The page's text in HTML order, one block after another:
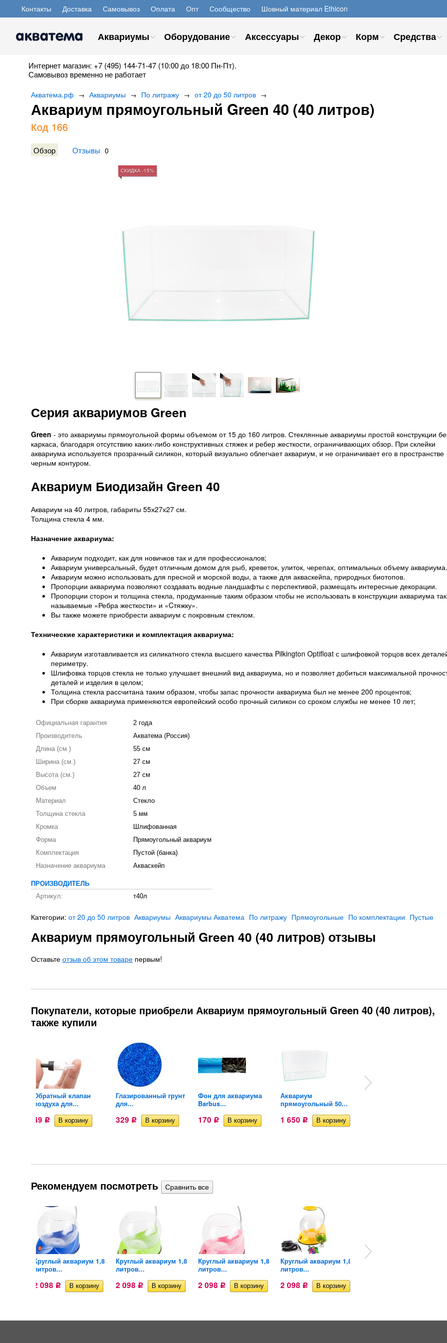
Контакты Доставка Самовывоз Оплата Опт Сообщество Шовный материал Ethicon
Аквариумы Оборудование Аксессуары Декор Корм Средства
Интернет магазин: +7 (495) 144-71-47 (10:00 до 18:00 Пн-Пт).
Самовывоз временно не работает
Акватема.рф → Аквариумы → По литражу → от 20 до 50 литров →
Аквариум прямоугольный Green 40 (40 литров)
Код 166
Обзор Отзывы 0
СКИДКА -15%
Серия аквариумов Green
Green - это аквариумы прямоугольной формы объемом от 15 до 160 литров. Стеклянные аквариумы простой конструкции
каркаса, благодаря отсутствию каких-либо конструктивных стяжек и ребер жесткости, ограничивающих обзор. При склейки
аквариума используется прозрачный силикон, который визуально облегчает аквариум, и не ограничивает его в пространстве
черным контуром.
Аквариум Биодизайн Green 40
Аквариум на 40 литров, габариты 55х27х27 см.
Толщина стекла 4 мм.
Назначение аквариума:
Аквариум подходит, как для новичков так и для профессионалов;
Аквариум универсальный, будет отличным домом для рыб, креветок, улиток, черепах, оптимальных объему аквариума.
Аквариум можно использовать для пресной и морской воды, а также для акваскейпа, природных биотопов.
Пропорции аквариума позволяют создавать водные ландшафты с перспективой, размещать интересные декорации.
Пропорции сторон и толщина стекла, продуманные таким образом чтобы не использовать в конструкции аквариума так
называемые «Ребра жесткости» и «Cтяжку».
Вы также можете приобрести аквариум с покровным стеклом.
Технические характеристики и комплектация аквариума:
Аквариум изготавливается из силикатного стекла высшего качества Pilkington Optifloat с шлифовкой торцов всех
периметру.
Шлифовка торцов стекла не только улучшает внешний вид аквариума, но и позволяет добиться максимальной
деталей и изделия в целом;
Толщина стекла рассчитана таким образом, чтобы запас прочности аквариума был не менее 200 процентов;
При сборке аквариума применяются европейский особо прочный силикон со сроком службы не менее 10 лет;
Официальная гарантия
2 года
Производитель
Акватема (Россия)
Длина (см.)
55 см
Ширина (см.)
27 см
Высота (см.)
27 см
Объем
40 л
Материал
Стекло
Толщина стекла
5 мм
Кромка
Шлифованная
Форма
Прямоугольный аквариум
Комплектация
Пустой (банка)
Назначение аквариума
Акваскейп
ПРОИЗВОДИТЕЛЬ
Артикул:
т40л
Категории: от 20 до 50 литров Аквариумы Аквариумы Акватема По литражу Прямоугольные По комплектации Пустые
Аквариум прямоугольный Green 40 (40 литров) отзывы
Оставьте отзыв об этом товаре первым!
Покупатели, которые приобрели Аквариум прямоугольный Green 40 (40 литров),
также купили
Обратный клапан
воздуха для...
49 Р
Глазированный грунт
для...
329 Р
Фон для аквариума
Barbus...
170 Р
Аквариум
прямоугольный 50...
1 650 Р
Рекомендуем посмотреть
Круглый аквариум 1,8
литров...
2 098 Р
Круглый аквариум 1,8
литров...
2 098 Р
Круглый аквариум 1,8
литров...
2 098 Р
Круглый аквариум 1,8
литров...
2 098 Р
Аквариум куб 20